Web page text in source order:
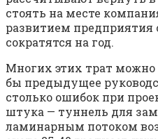
стоять на месте
развитием предприятия
сократятся на год.
Многих этих трат можно
бы предыдущее
столько ошибок при
штука — туннель для
ламинарным потоком